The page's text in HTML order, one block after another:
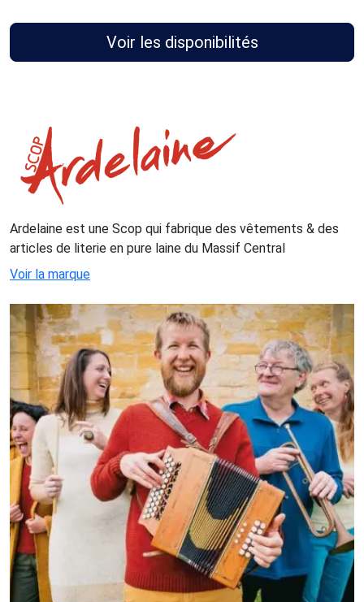
Voir les disponibilités
Ardelaine est une Scop qui fabrique des vêtements & des
articles de literie en pure laine du Massif Central
Voir la marque